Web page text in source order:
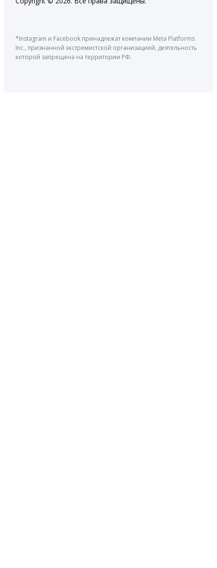
*Instagram и Facebook принадлежат компании Meta Platforms
Inc., признанной экстремистской организацией, деятельность
которой запрещена на территории РФ.